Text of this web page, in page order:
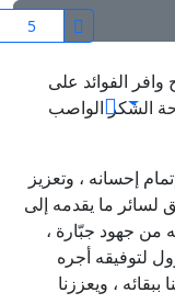
وافر الفوائد على
الشكر الواصب
إحسانه ، وتعزيز
لسائر ما يقدمه إلى
من جهود جبّارة ،
لتوفيقه أجره
، ويعززنا